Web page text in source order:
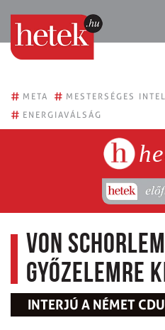
# META # MESTERSÉGES
# ENERGIAVÁLSÁG
Von
Győzelemre
INTERJÚ A NÉMET